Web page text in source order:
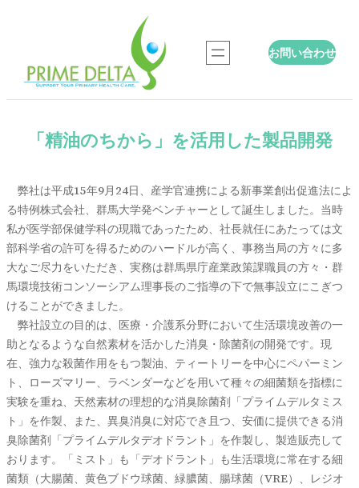
お問い合わせ
「精油のちから」を活用した製品開発
弊社は平成15年9月24日、産学官連携による新事業創出促進法によ
る特例株式会社、群馬大学発ベンチャーとして誕生しました。当時
私が医学部保健学科の現職であったため、社長就任にあたっては文
部科学省の許可を得るためのハードルが高く、事務当局の方々に多
大なご尽力をいただき、実務は群馬県庁産業政策課職員の方々・群
馬環境技術コンソーシアム理事長のご指導の下で無事設立にこぎつ
けることができました。
弊社設立の目的は、医療・介護系分野において生活環境改善の一
助となるような自然素材を活かした消臭・除菌剤の開発です。現
在、強力な殺菌作用をもつ製油、ティートリーを中心にペパーミン
ト、ローズマリー、ラベンダーなどを用いて種々の細菌類を指標に
実験を重ね、天然素材の理想的な消臭除菌剤「プライムデルタミス
ト」を作製、また、異臭消臭に対応でき且つ、安価に提供できる消
臭除菌剤「プライムデルタデオドラント」を作製し、製造販売して
おります。「ミスト」も「デオドラント」も生活環境に常在する細
菌類（大腸菌、黄色ブドウ球菌、緑膿菌、腸球菌（VRE）、レジオ